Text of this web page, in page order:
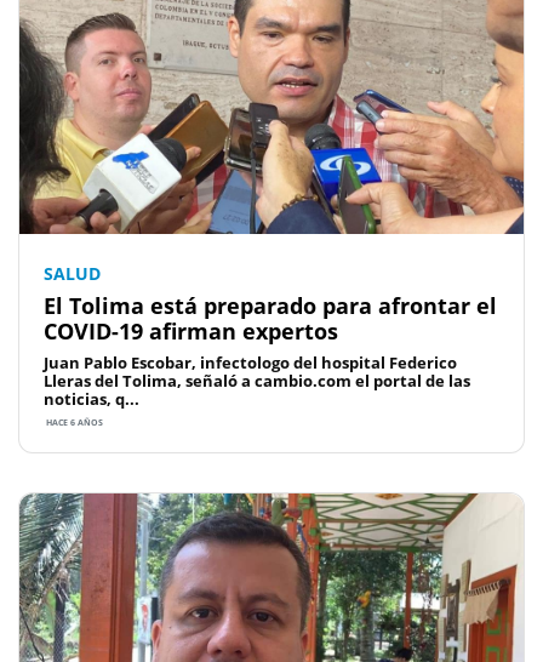
SALUD
El Tolima está preparado para afrontar el
COVID-19 afirman expertos
Juan Pablo Escobar, infectologo del hospital Federico
Lleras del Tolima, señaló a cambio.com el portal de las
noticias, q...
HACE 6 AÑOS